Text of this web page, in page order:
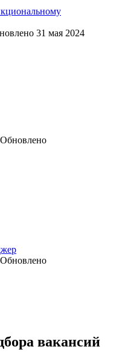
31 мая 2024
Обновлено
Обновлено
вакансий